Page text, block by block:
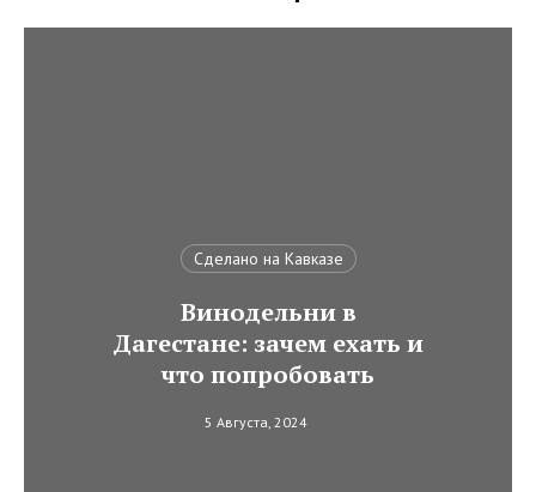
Сделано на Кавказе
Винодельни в
Дагестане: зачем ехать и
что попробовать
5 Августа, 2024